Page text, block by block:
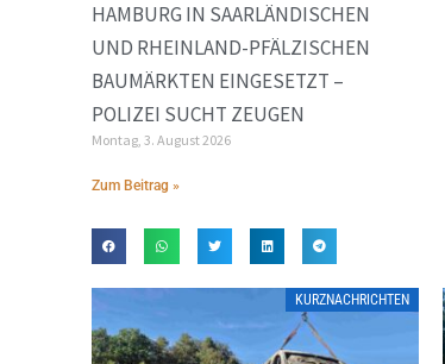
HAMBURG IN SAARLÄNDISCHEN
UND RHEINLAND-PFÄLZISCHEN
BAUMÄRKTEN EINGESETZT –
POLIZEI SUCHT ZEUGEN
Montag, 3. August 2026
Zum Beitrag »
KURZNACHRICHTEN